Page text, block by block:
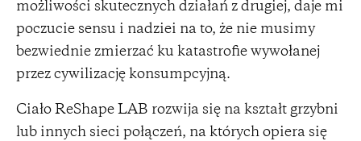
możliwości skutecznych działań z drugiej, daje mi
poczucie sensu i nadziei na to, że nie musimy
bezwiednie zmierzać ku katastrofie wywołanej
przez cywilizację konsumpcyjną.
Ciało ReShape LAB rozwija się na kształt grzybni
lub innych sieci połączeń, na których opiera się